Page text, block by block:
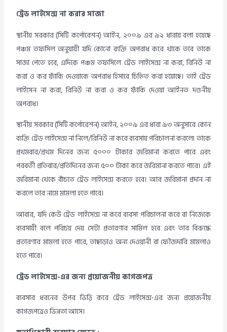
ট্রেড লাইসেন্স না করার সাজা
স্থানীয় সরকার (সিটি কর্পোরেশন) আইন, ২০০৯ এর ৯২ ধারায় বলা হয়েছে
পঞ্চম তফসিল অনুযায়ী যদি কোনো ব্যক্তি অপরাধ করে থাকে তবে তাকে
সাজা পেতে হবে, এদিকে পঞ্চম তফসিলে ট্রেড লাইসেন্স না করা, রিনিউ না
করা ও কর ফাঁকি দেওয়াকে অপরাধ হিসাবে চিহ্নিত করা হয়োছে। তাই ট্রেড
লাইসেন না করা, রিনিউ না করা ও কর ফাঁকি দেওয়া আইনত দণ্ডনীয়
অপরাধ।
স্থানীয় সরকার (সিটি কর্পোরেশন) আইন, ২০০৯ এর ধারা ৯৩ অনুসারে কোন
ব্যক্তি ট্রেড লাইসেন্স না নিলে/রিনিউ না করে ব্যবসায় পরিচালনা করলে৷ তাকে
প্রথমবার/প্রথম দিনের জন্য ৫০০০ টাকার জরিমানা করতে পারে এবং
পরবর্তী প্রতিবার/প্রতিদিনের জন্য ৫০০ টাকা করে জরিমানা করতে পারে। এই
জরিমানা থেকে বাঁচতে ট্রেড লাইসেন্স করতে হবে। আর জরিমানা প্রদান না
করলে তার নামে মামলা হতে পারে।
আবার, যদি কেউ ট্রেড লাইসেন্স না করে ব্যবসা পরিচালনা করে বা নিজেকে
ব্যবসায়ী বলে পরিচয় দেয় সেটা প্রতারণার সামিল হবে এবং তার বিরুদ্ধে
প্রতারণার মামলা হতে পারে, তাছাড়াও অন্য দেওয়ানী বা ফৌজদারি মামলাও
হতে পারে।
ট্রেড লাইসেন্স-এর জন্য প্রয়োজনীয় কাগজপত্র
ব্যবসার ধরনের উপর ভিত্তি করে ট্রেড লাইসেন্স-এর জন্য প্রয়োজনীয়
কাগজপত্রেও ভিন্নতা আসে।